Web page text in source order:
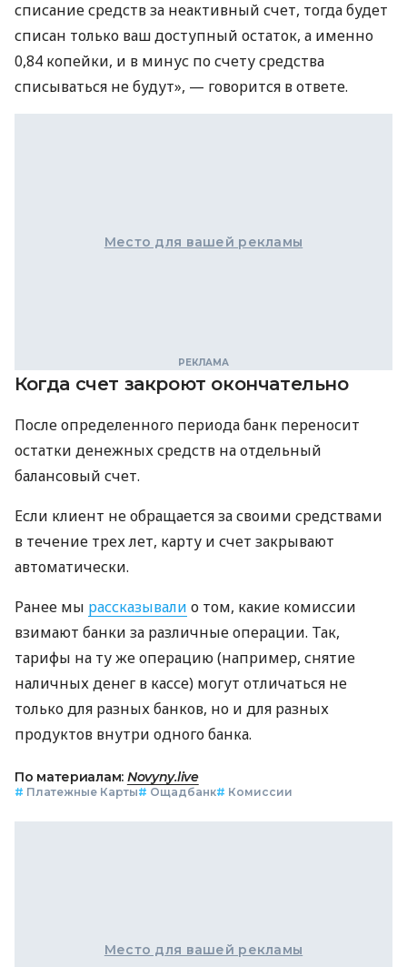
списание средств за неактивный счет, тогда будет
списан только ваш доступный остаток, а именно
0,84 копейки, и в минус по счету средства
списываться не будут», — говорится в ответе.
Место для вашей рекламы
Когда счет закроют окончательно
После определенного периода банк переносит
остатки денежных средств на отдельный
балансовый счет.
Если клиент не обращается за своими средствами
в течение трех лет, карту и счет закрывают
автоматически.
Ранее мы рассказывали о том, какие комиссии
взимают банки за различные операции. Так,
тарифы на ту же операцию (например, снятие
наличных денег в кассе) могут отличаться не
только для разных банков, но и для разных
продуктов внутри одного банка.
По материалам: Novyny.live
# Платежные Карты# Ощадбанк# Комиссии
Место для вашей рекламы